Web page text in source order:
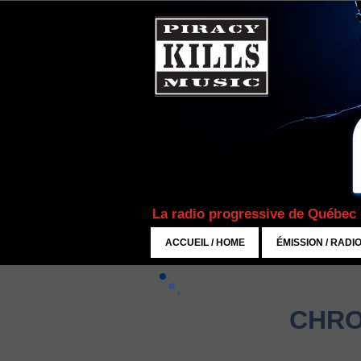
La radio progressive de Québec
ACCUEIL / HOME ÉMISSION /